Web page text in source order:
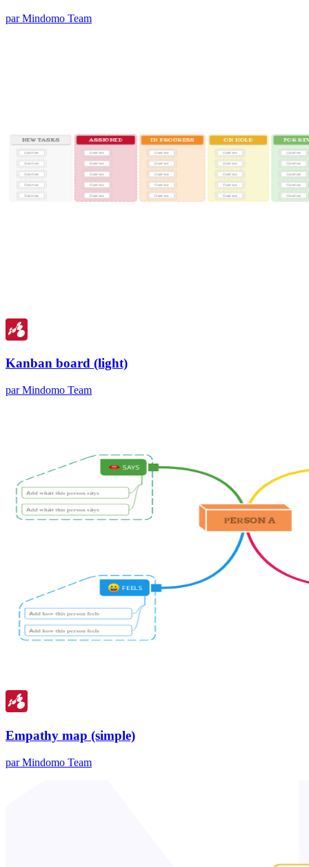
par Mindomo Team
Kanban board (light)
par Mindomo Team
Empathy map (simple)
par Mindomo Team